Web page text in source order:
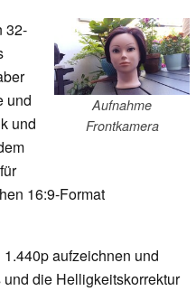
Aufnahme
Frontkamera
32-
und
und
16:9-Format
aufzeichnen und
die Helligkeitskorrektur